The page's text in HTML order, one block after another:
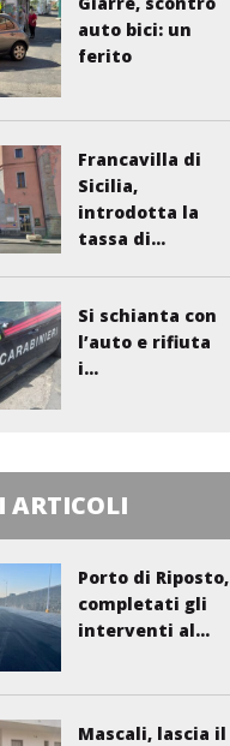
auto bici: un
ferito
Francavilla di
Sicilia,
introdotta la
tassa di...
Si schianta con
l’auto e rifiuta
i...
ARTICOLI
Porto di Riposto,
completati gli
interventi al...
Mascali, lascia il